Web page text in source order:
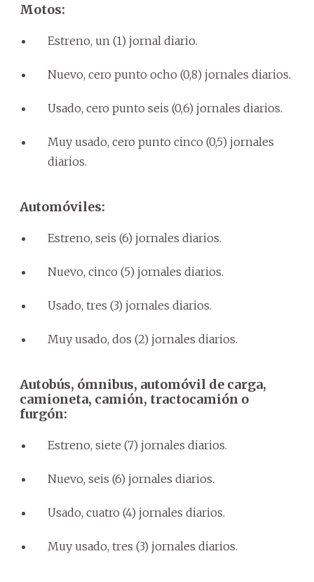
Motos:
Estreno, un (1) jornal diario.
Nuevo, cero punto ocho (0,8) jornales diarios.
Usado, cero punto seis (0,6) jornales diarios.
Muy usado, cero punto cinco (0,5) jornales
diarios.
Automóviles:
Estreno, seis (6) jornales diarios.
Nuevo, cinco (5) jornales diarios.
Usado, tres (3) jornales diarios.
Muy usado, dos (2) jornales diarios.
Autobús, ómnibus, automóvil de carga,
camioneta, camión, tractocamión o
furgón:
Estreno, siete (7) jornales diarios.
Nuevo, seis (6) jornales diarios.
Usado, cuatro (4) jornales diarios.
Muy usado, tres (3) jornales diarios.